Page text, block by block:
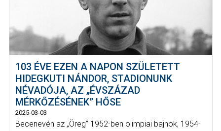
103 ÉVE EZEN A NAPON SZÜLETETT
HIDEGKUTI NÁNDOR, STADIONUNK
NÉVADÓJA, AZ „ÉVSZÁZAD
MÉRKŐZÉSÉNEK” HŐSE
2025-03-03
Becenevén az „Öreg” 1952-ben olimpiai bajnok, 1954-